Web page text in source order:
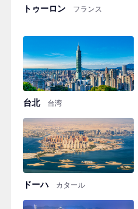
トゥーロン フランス
台北 台湾
ドーハ カタール